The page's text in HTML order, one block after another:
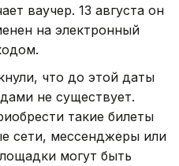
ваучер. 13 августа он
на электронный
что до этой даты
не существует.
такие билеты
сети, мессенджеры или
могут быть